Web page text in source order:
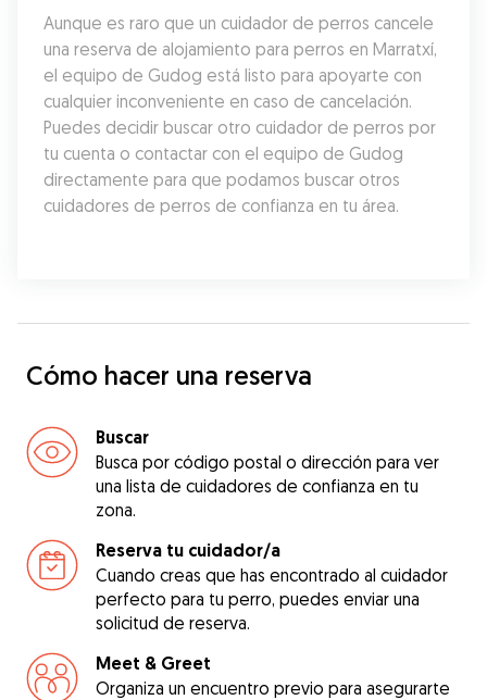
Aunque es raro que un cuidador de perros cancele
una reserva de alojamiento para perros en Marratxí,
el equipo de Gudog está listo para apoyarte con
cualquier inconveniente en caso de cancelación.
Puedes decidir buscar otro cuidador de perros por
tu cuenta o contactar con el equipo de Gudog
directamente para que podamos buscar otros
cuidadores de perros de confianza en tu área.
Cómo hacer una reserva
Buscar
Busca por código postal o dirección para ver
una lista de cuidadores de confianza en tu
zona.
Reserva tu cuidador/a
Cuando creas que has encontrado al cuidador
perfecto para tu perro, puedes enviar una
solicitud de reserva.
Meet & Greet
Organiza un encuentro previo para asegurarte